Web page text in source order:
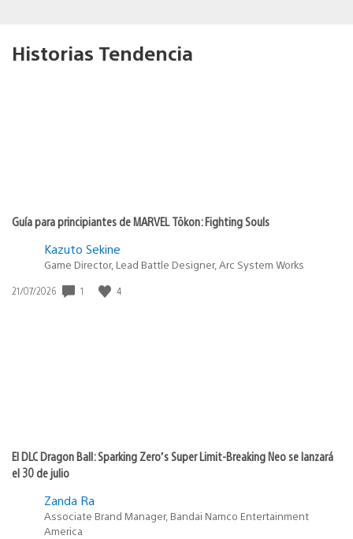
Historias Tendencia
Guía para principiantes de MARVEL Tōkon: Fighting Souls
Kazuto Sekine
Game Director, Lead Battle Designer, Arc System Works
Fecha
21/07/2026 1 4
El DLC Dragon Ball: Sparking Zero’s Super Limit-Breaking Neo se lanzará
el 30 de julio
Zanda Ra
Associate Brand Manager, Bandai Namco Entertainment
America